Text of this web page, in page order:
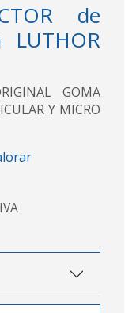
de
LUTHOR
GOMA
Y MICRO